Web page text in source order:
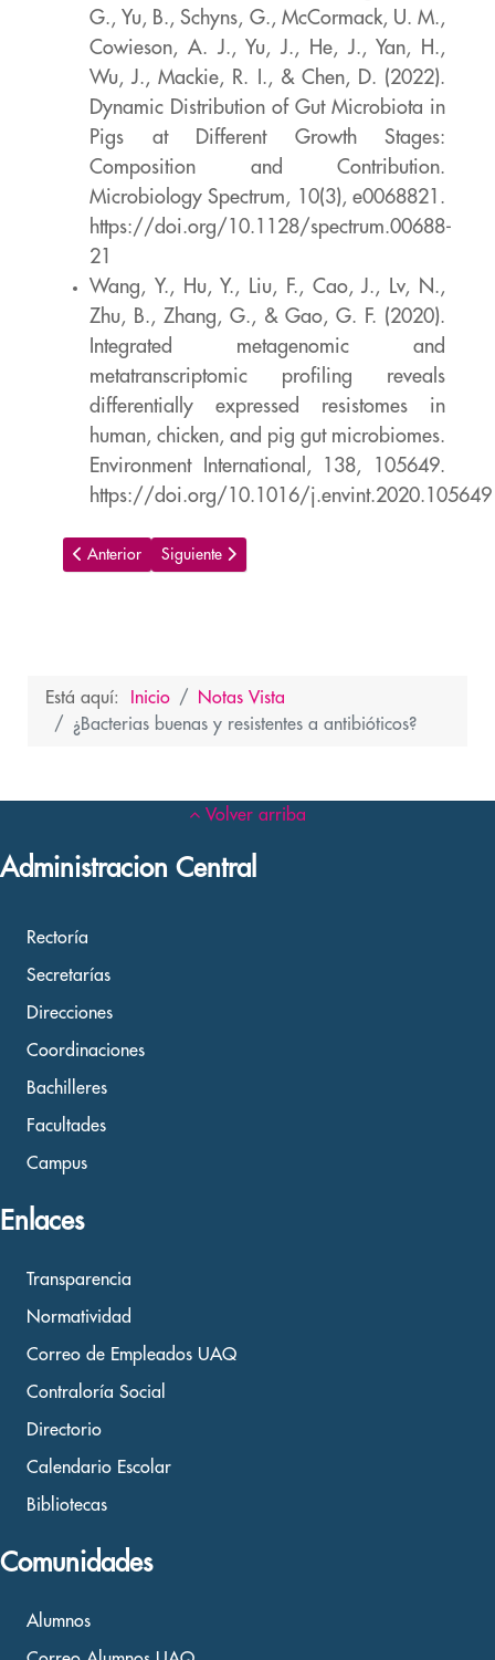
G., Yu, B., Schyns, G., McCormack, U. M.,
Cowieson, A. J., Yu, J., He, J., Yan, H.,
Wu, J., Mackie, R. I., & Chen, D. (2022).
Dynamic Distribution of Gut Microbiota in
Pigs at Different Growth Stages:
Composition and Contribution.
Microbiology Spectrum, 10(3), e0068821.
https://doi.org/10.1128/spectrum.00688-
21
Wang, Y., Hu, Y., Liu, F., Cao, J., Lv, N.,
Zhu, B., Zhang, G., & Gao, G. F. (2020).
Integrated metagenomic and
metatranscriptomic profiling reveals
differentially expressed resistomes in
human, chicken, and pig gut microbiomes.
Environment
International, 138, 105649.
https://doi.org/10.1016/j.envint.2020.105649
Artículo anterior: Educando con pasión
Anterior Artículo siguiente: Política y algoritmos
Siguiente
Está aquí: Inicio
Notas Vista
¿Bacterias buenas y resistentes a antibióticos?
Volver arriba
Administracion Central
Rectoría
Secretarías
Direcciones
Coordinaciones
Bachilleres
Facultades
Campus
Enlaces
Transparencia
Normatividad
Correo de Empleados UAQ
Contraloría Social
Directorio
Calendario Escolar
Bibliotecas
Comunidades
Alumnos